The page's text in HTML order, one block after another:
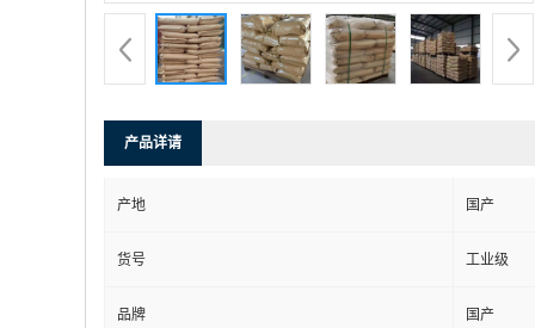
产品详请
产地 国产
货号 工业级
品牌 国产